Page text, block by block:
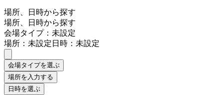
場所、日時から探す
場所、日時から探す
会場タイプ：未設定
場所：未設定日時：未設定
会場タイプを選ぶ
場所を入力する
日時を選ぶ